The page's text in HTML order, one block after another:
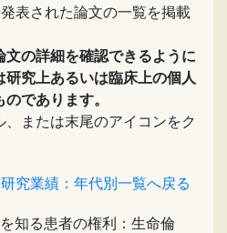
表された論文の一覧を掲載
文の詳細を確認できるように
究上あるいは臨床上の個人
であります。
または末尾のアイコンをク
究業績：年代別一覧へ戻る
知る患者の権利：生命倫